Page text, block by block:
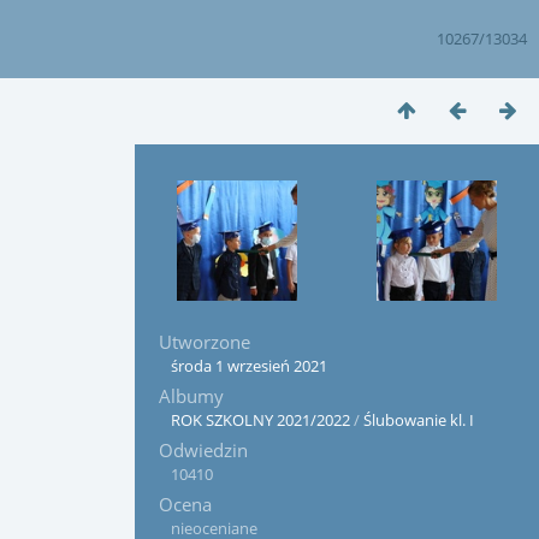
10267/13034
Utworzone
środa 1 wrzesień 2021
Albumy
ROK SZKOLNY 2021/2022/Ślubowanie kl. I
Odwiedzin
10410
Ocena
nieoceniane